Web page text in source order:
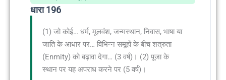
धारा 196
(1) जो कोई… धर्म, मूलवंश, जन्मस्थान, निवास, भाषा या
जाति के आधार पर… विभिन्न समूहों के बीच शत्रुता
(Enmity) को बढ़ावा देगा… (3 वर्ष)। (2) पूजा के
स्थान पर यह अपराध करने पर (5 वर्ष)।